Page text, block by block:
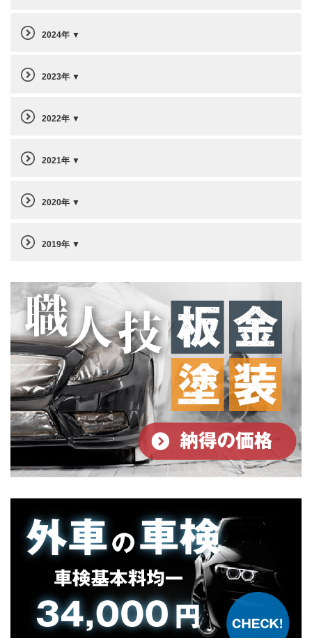
2024年
2023年
2022年
2021年
2020年
2019年